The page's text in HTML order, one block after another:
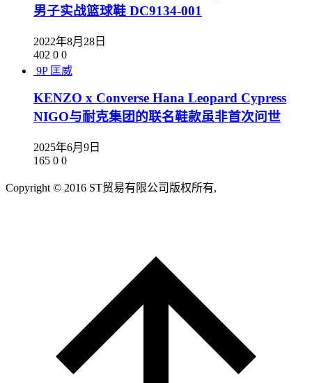
男子实战篮球鞋 DC9134-001
2022年8月28日
402 0 0
9P 匡威
KENZO x Converse Hana Leopard Cypress
NIGO与耐克集团的联名鞋款虽非首次问世
2025年6月9日
165 0 0
Copyright © 2016 ST贸易有限公司版权所有,